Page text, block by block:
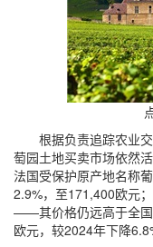
根据负责追踪农业交
萄园土地买卖市场依然
法国受保护原产地名称
2.9%，至171,400欧元
——其价格仍远高于全
欧元，较2024年下降